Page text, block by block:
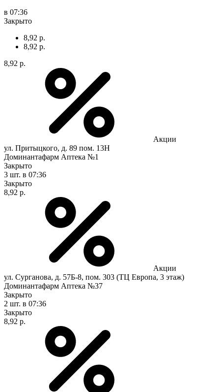
в 07:36
Закрыто
8,92 р.
8,92 р.
8,92 р.
Акции
ул. Притыцкого, д. 89 пом. 13Н
Доминантафарм Аптека №1
Закрыто
3 шт. в 07:36
Закрыто
8,92 р.
Акции
ул. Сурганова, д. 57Б-8, пом. 303 (ТЦ Европа, 3 этаж)
Доминантафарм Аптека №37
Закрыто
2 шт. в 07:36
Закрыто
8,92 р.